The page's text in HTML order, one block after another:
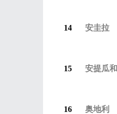
14 安圭拉
15 安提瓜和
16 奥地利